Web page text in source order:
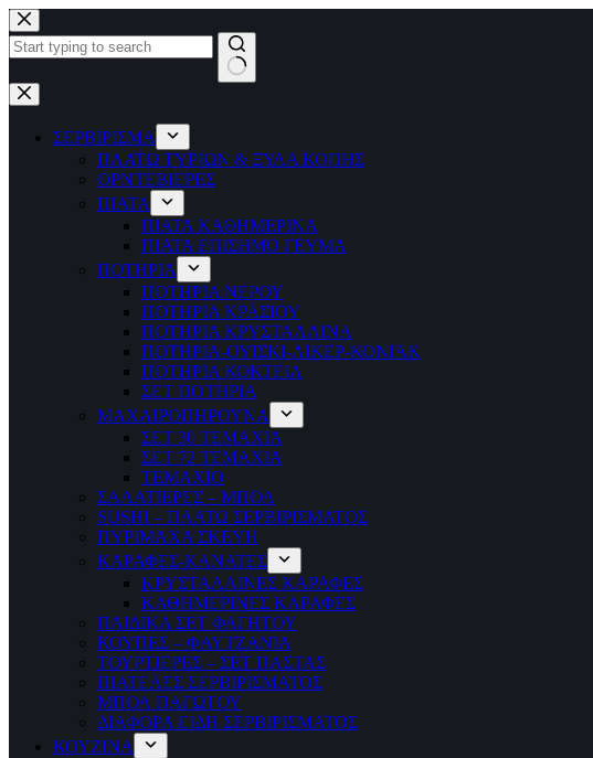
Μετάβαση
στο
περιεχόμενο
No
results
ΣΕΡΒΙΡΙΣΜΑ
ΠΛΑΤΩ ΤΥΡΙΩΝ & ΞΥΛΑ ΚΟΠΗΣ
ΟΡΝΤΕΒΙΕΡΕΣ
ΠΙΑΤΑ
ΠΙΑΤΑ ΚΑΘΗΜΕΡΙΝΑ
ΠΙΑΤΑ ΕΠΙΣΗΜΟ ΓΕΥΜΑ
ΠΟΤΗΡΙΑ
ΠΟΤΗΡΙΑ ΝΕΡΟΥ
ΠΟΤΗΡΙΑ ΚΡΑΣΙΟΥ
ΠΟΤΗΡΙΑ ΚΡΥΣΤΑΛΛΙΝΑ
ΠΟΤΗΡΙΑ-ΟΥΙΣΚΙ-ΛΙΚΕΡ-ΚΟΝΙΑΚ
ΠΟΤΗΡΙΑ ΚΟΚΤΕΙΛ
ΣΕΤ ΠΟΤΗΡΙΑ
ΜΑΧΑΙΡΟΠΗΡΟΥΝΑ
ΣΕΤ 30 ΤΕΜΑΧΙΑ
ΣΕΤ 72 ΤΕΜΑΧΙΑ
ΤΕΜΑΧΙΟ
ΣΑΛΑΤΙΕΡΕΣ – ΜΠΟΛ
SUSHI – ΠΛΑΤΩ ΣΕΡΒΙΡΙΣΜΑΤΟΣ
ΠΥΡΙΜΑΧΑ ΣΚΕΥΗ
ΚΑΡΑΦΕΣ-ΚΑΝΑΤΕΣ
ΚΡΥΣΤΑΛΛΙΝΕΣ ΚΑΡΑΦΕΣ
ΚΑΘΗΜΕΡΙΝΕΣ ΚΑΡΑΦΕΣ
ΠΑΙΔΙΚΑ ΣΕΤ ΦΑΓΗΤΟΥ
ΚΟΥΠΕΣ – ΦΛΥΤΖΑΝΙΑ
ΤΟΥΡΤΙΕΡΕΣ – ΣΕΤ ΠΑΣΤΑΣ
ΠΙΑΤΕΛΕΣ ΣΕΡΒΙΡΙΣΜΑΤΟΣ
ΜΠΟΛ ΠΑΓΩΤΟΥ
ΔΙΑΦΟΡΑ ΕΙΔΗ ΣΕΡΒΙΡΙΣΜΑΤΟΣ
ΚΟΥΖΙΝΑ